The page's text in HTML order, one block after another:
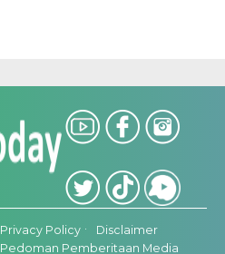
Privacy Policy
Disclaimer
Pedoman Pemberitaan Media